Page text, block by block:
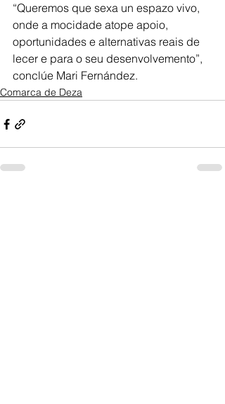
“Queremos que sexa un espazo vivo,
onde a mocidade atope apoio,
oportunidades e alternativas reais de
lecer e para o seu desenvolvemento”,
conclúe Mari Fernández.
Comarca de Deza